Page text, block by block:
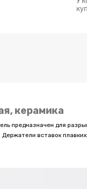
керамика
предназначен для
вставок